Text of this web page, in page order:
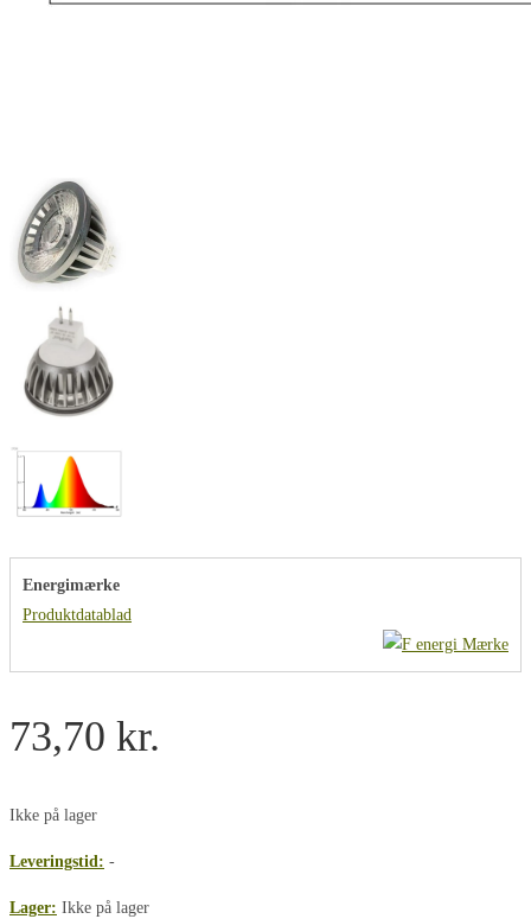
Energimærke
Produktdatablad
73,70 kr.
Ikke på lager
Leveringstid: -
Lager: Ikke på lager